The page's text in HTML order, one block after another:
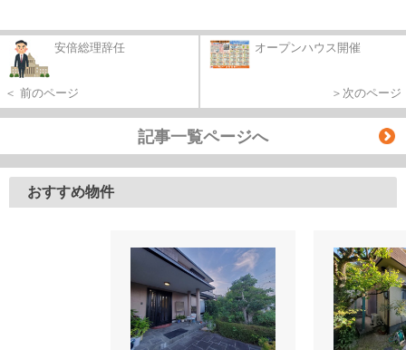
安倍総理辞任
＜ 前のページ
オープンハウス開催
＞次のページ
記事一覧ページへ
おすすめ物件